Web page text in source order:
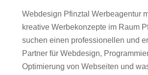
Webdesign Pfinztal Werbeagentur
kreative Werbekonzepte im Raum
suchen einen professionellen und
Partner für Webdesign,
Optimierung von Webseiten und